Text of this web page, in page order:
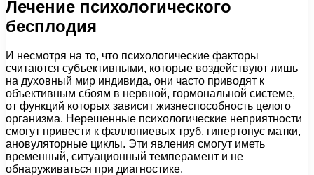
Лечение психологического
бесплодия
И несмотря на то, что психологические факторы
считаются субъективными, которые воздействуют лишь
на духовный мир индивида, они часто приводят к
объективным сбоям в нервной, гормональной системе,
от функций которых зависит жизнеспособность целого
организма. Нерешенные психологические неприятности
смогут привести к фаллопиевых труб, гипертонус матки,
ановуляторные циклы. Эти явления смогут иметь
временный, ситуационный темперамент и не
обнаруживаться при диагностике.